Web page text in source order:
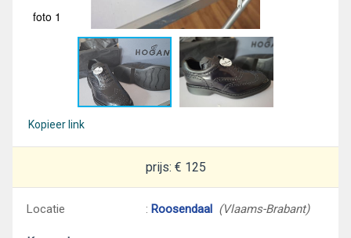
foto 1
Kopieer link
prijs: € 125
Locatie : Roosendaal (Vlaams-Brabant)